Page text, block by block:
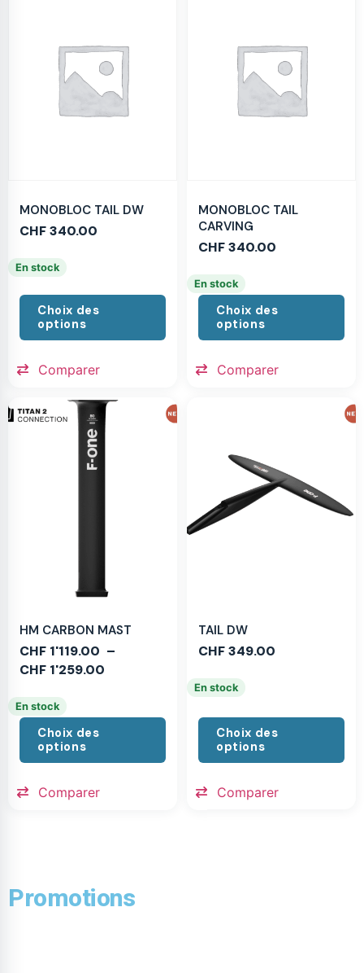
MONOBLOC TAIL DW
CHF340.00
En stock
Choix des
options
Comparer
MONOBLOC TAIL
CARVING
CHF340.00
En stock
Choix des
options
Comparer
HM CARBON MAST
CHF 1'119.00 –
CHF 1'259.00
En stock
Choix des
options
Comparer
TAIL DW
CHF349.00
En stock
Choix des
options
Comparer
Promotions